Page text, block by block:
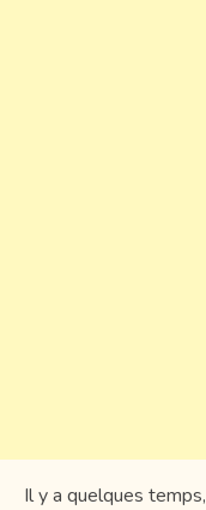
Il y a quelques